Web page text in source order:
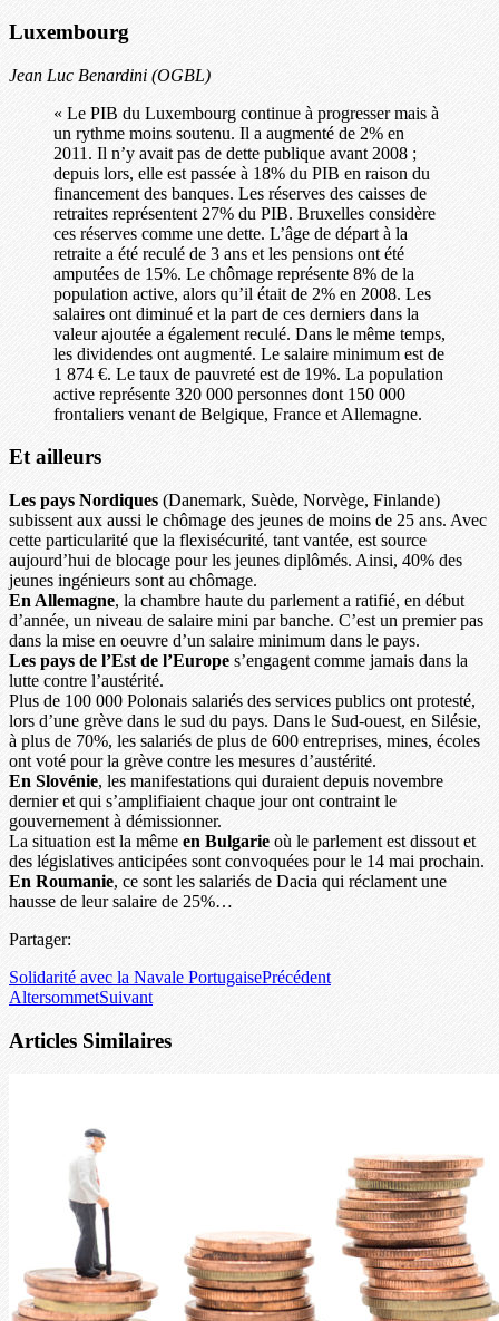
Luxembourg
Jean Luc Benardini (OGBL)
« Le PIB du Luxembourg continue à progresser mais à
un rythme moins soutenu. Il a augmenté de 2% en
2011. Il n’y avait pas de dette publique avant 2008 ;
depuis lors, elle est passée à 18% du PIB en raison du
financement des banques. Les réserves des caisses de
retraites représentent 27% du PIB. Bruxelles considère
ces réserves comme une dette. L’âge de départ à la
retraite a été reculé de 3 ans et les pensions ont été
amputées de 15%. Le chômage représente 8% de la
population active, alors qu’il était de 2% en 2008. Les
salaires ont diminué et la part de ces derniers dans la
valeur ajoutée a également reculé. Dans le même temps,
les dividendes ont augmenté. Le salaire minimum est de
1 874 €. Le taux de pauvreté est de 19%. La population
active représente 320 000 personnes dont 150 000
frontaliers venant de Belgique, France et Allemagne.
Et ailleurs
Les pays Nordiques (Danemark, Suède, Norvège, Finlande)
subissent aux aussi le chômage des jeunes de moins de 25 ans. Avec
cette particularité que la flexisécurité, tant vantée, est source
aujourd’hui de blocage pour les jeunes diplômés. Ainsi, 40% des
jeunes ingénieurs sont au chômage.
En Allemagne, la chambre haute du parlement a ratifié, en début
d’année, un niveau de salaire mini par banche. C’est un premier pas
dans la mise en oeuvre d’un salaire minimum dans le pays.
Les pays de l’Est de l’Europe s’engagent comme jamais dans la
lutte contre l’austérité.
Plus de 100 000 Polonais salariés des services publics ont protesté,
lors d’une grève dans le sud du pays. Dans le Sud-ouest, en Silésie,
à plus de 70%, les salariés de plus de 600 entreprises, mines, écoles
ont voté pour la grève contre les mesures d’austérité.
En Slovénie, les manifestations qui duraient depuis novembre
dernier et qui s’amplifiaient chaque jour ont contraint le
gouvernement à démissionner.
La situation est la même en Bulgarie où le parlement est dissout et
des législatives anticipées sont convoquées pour le 14 mai prochain.
En Roumanie, ce sont les salariés de Dacia qui réclament une
hausse de leur salaire de 25%…
Partager:
Solidarité avec la Navale PortugaisePrécédent
AltersommetSuivant
Articles Similaires